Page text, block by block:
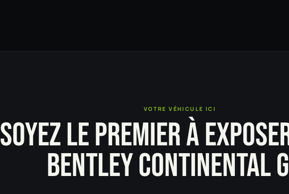
VOTRE VÉHICULE ICI
SOYEZ LE PREMIER À
BENTLEY CONTINENTAL